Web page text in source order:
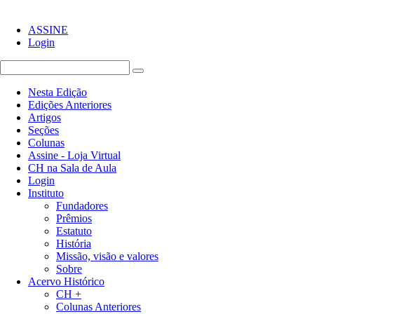
ASSINE
Login
Nesta Edição
Edições Anteriores
Artigos
Seções
Colunas
Assine - Loja Virtual
CH na Sala de Aula
Login
Instituto
Fundadores
Prêmios
Estatuto
História
Missão, visão e valores
Sobre
Acervo Histórico
CH +
Colunas Anteriores